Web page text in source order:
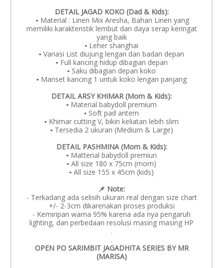
DETAIL JAGAD KOKO (Dad & Kids):
▪️ Material : Linen Mix Aresha, Bahan Linen yang
memiliki karakteristik lembut dan daya serap keringat
yang baik
▪️ Leher shanghai
▪️ Variasi List diujung lengan dan badan depan
▪️ Full kancing hidup dibagian depan
▪️ Saku dibagian depan koko
▪️ Manset kancing 1 untuk koko lengan panjang
DETAIL ARSY KHIMAR (Mom & Kids):
▪️ Material babydoll premium
▪️ Soft pad antem
▪️ Khimar cutting V, bikin keliatan lebih slim
▪️ Tersedia 2 ukuran (Medium & Large)
DETAIL PASHMINA (Mom & Kids):
▪️ Matterial babydoll premiun
▪️ All size 180 x 75cm (mom)
▪️ All size 155 x 45cm (kids)
📌 Note:️
- Terkadang ada selisih ukuran real dengan size chart
+/- 2-3cm dikarenakan proses produksi
- Kemiripan warna 95% karena ada nya pengaruh
lighting, dan perbedaan resolusi masing masing HP
.
.
OPEN PO SARIMBIT JAGADHITA SERIES BY MR
(MARISA)